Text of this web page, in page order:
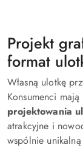
Projekt
format
Własną ulotkę
Konsumenci
projektowania
atrakcyjne i
wspólnie